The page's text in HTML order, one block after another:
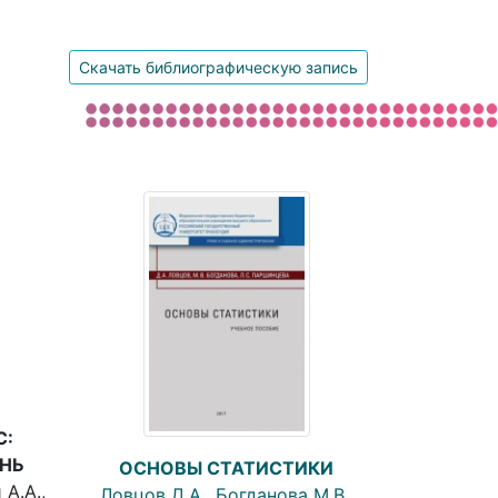
Скачать библиографическую запись
А.А.,
ОСНОВЫ СТАТИСТИКИ